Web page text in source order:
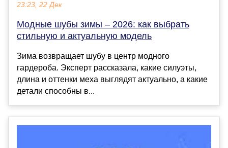
23:23, 22 Дек
Модные шубы зимы – 2026: как выбрать
стильную и актуальную модель
Зима возвращает шубу в центр модного
гардероба. Эксперт рассказала, какие силуэты,
длина и оттенки меха выглядят актуально, а какие
детали способны в...